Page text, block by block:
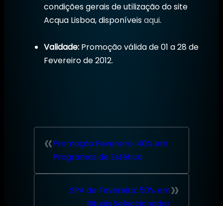
condições gerais de utilização do site
Acqua Lisboa, disponíveisaqui.
Validade: Promoção válida de 01 a 28 de
Fevereiro de 2012.
«Promoção Fevereiro: 40% em
Programas de Estética
»
SPA de Fevereiro: 50% em